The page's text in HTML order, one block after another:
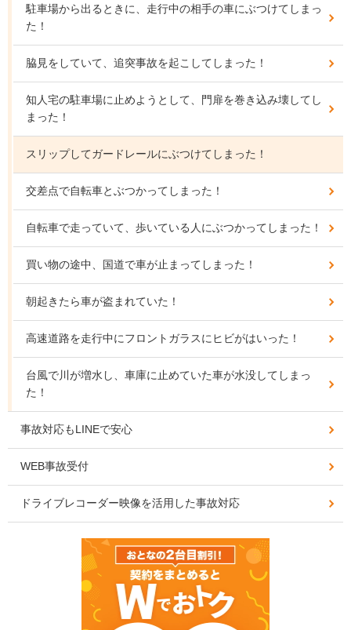
駐車場から出るときに、走行中の相手の車にぶつけてしまっ
た！
脇見をしていて、追突事故を起こしてしまった！
知人宅の駐車場に止めようとして、門扉を巻き込み壊してし
まった！
スリップしてガードレールにぶつけてしまった！
交差点で自転車とぶつかってしまった！
自転車で走っていて、歩いている人にぶつかってしまった！
買い物の途中、国道で車が止まってしまった！
朝起きたら車が盗まれていた！
高速道路を走行中にフロントガラスにヒビがはいった！
台風で川が増水し、車庫に止めていた車が水没してしまっ
た！
事故対応もLINEで安心
WEB事故受付
ドライブレコーダー映像を活用した事故対応